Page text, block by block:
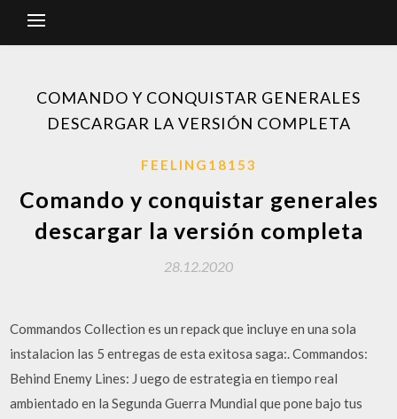
COMANDO Y CONQUISTAR GENERALES
DESCARGAR LA VERSIÓN COMPLETA
FEELING18153
Comando y conquistar generales
descargar la versión completa
28.12.2020
Commandos Collection es un repack que incluye en una sola
instalacion las 5 entregas de esta exitosa saga:. Commandos:
Behind Enemy Lines: J uego de estrategia en tiempo real
ambientado en la Segunda Guerra Mundial que pone bajo tus